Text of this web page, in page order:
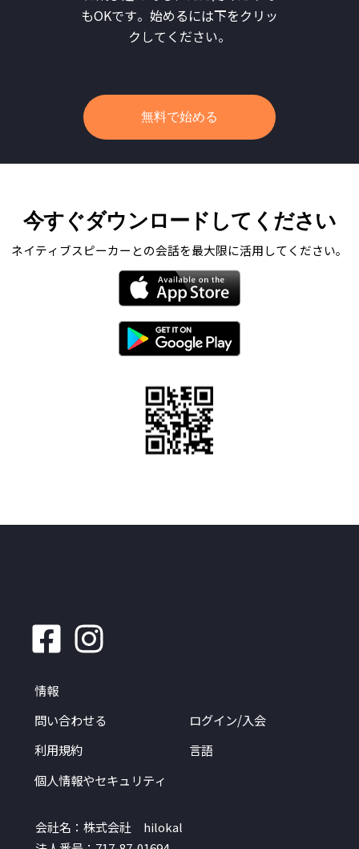
もOKです。始めるには下をクリッ
クしてください。
無料で始める
今すぐダウンロードしてください
ネイティブスピーカーとの会話を最大限に活用してください。
情報
問い合わせる
利用規約
個人情報やセキュリティ
ログイン/入会
言語
会社名：株式会社 hilokal